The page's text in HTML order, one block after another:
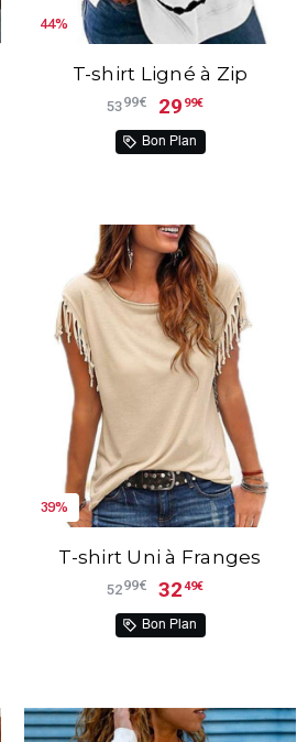
44%
T-shirt Ligné à Zip
5399€ 29 99€
Bon Plan
39%
T-shirt Uni à Franges
5299€ 3249€
Bon Plan